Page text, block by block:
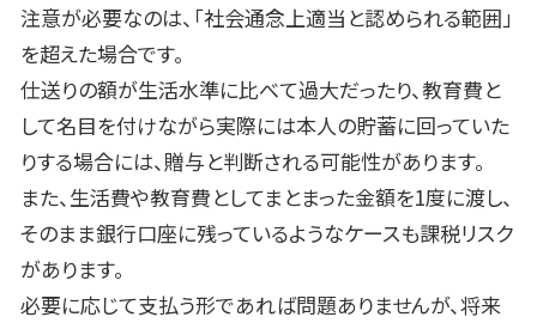
注意が必要なのは、「社会通念上適当と認められる範囲」
を超えた場合です。
仕送りの額が生活水準に比べて過大だったり、教育費と
して名目を付けながら実際には本人の貯蓄に回っていた
りする場合には、贈与と判断される可能性があります。
また、生活費や教育費としてまとまった金額を1度に渡し、
そのまま銀行口座に残っているようなケースも課税リスク
があります。
必要に応じて支払う形であれば問題ありませんが、将来